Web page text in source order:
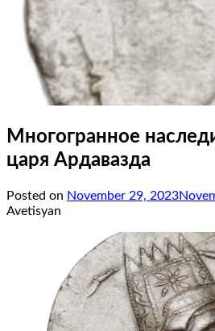
Многогранное
царя Ардавазда
Posted on November 29, 2023
Avetisyan